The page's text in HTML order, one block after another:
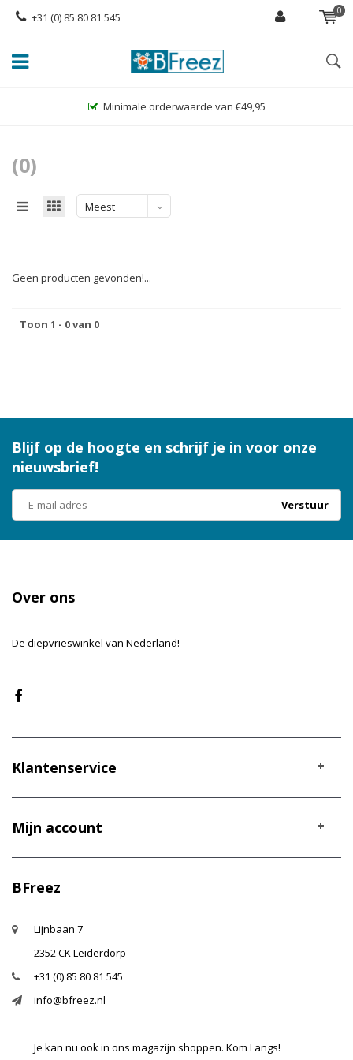
+31 (0) 85 80 81 545 0
Minimale orderwaarde van €49,95
(0)
Meest
Geen producten gevonden!...
Toon 1 - 0 van 0
Blijf op de hoogte en schrijf je in voor onze
nieuwsbrief!
Verstuur
Over ons
De diepvrieswinkel van Nederland!
Klantenservice
Mijn account
BFreez
Lijnbaan 7
2352 CK Leiderdorp
+31 (0) 85 80 81 545
info@bfreez.nl
Je kan nu ook in ons magazijn shoppen. Kom Langs!